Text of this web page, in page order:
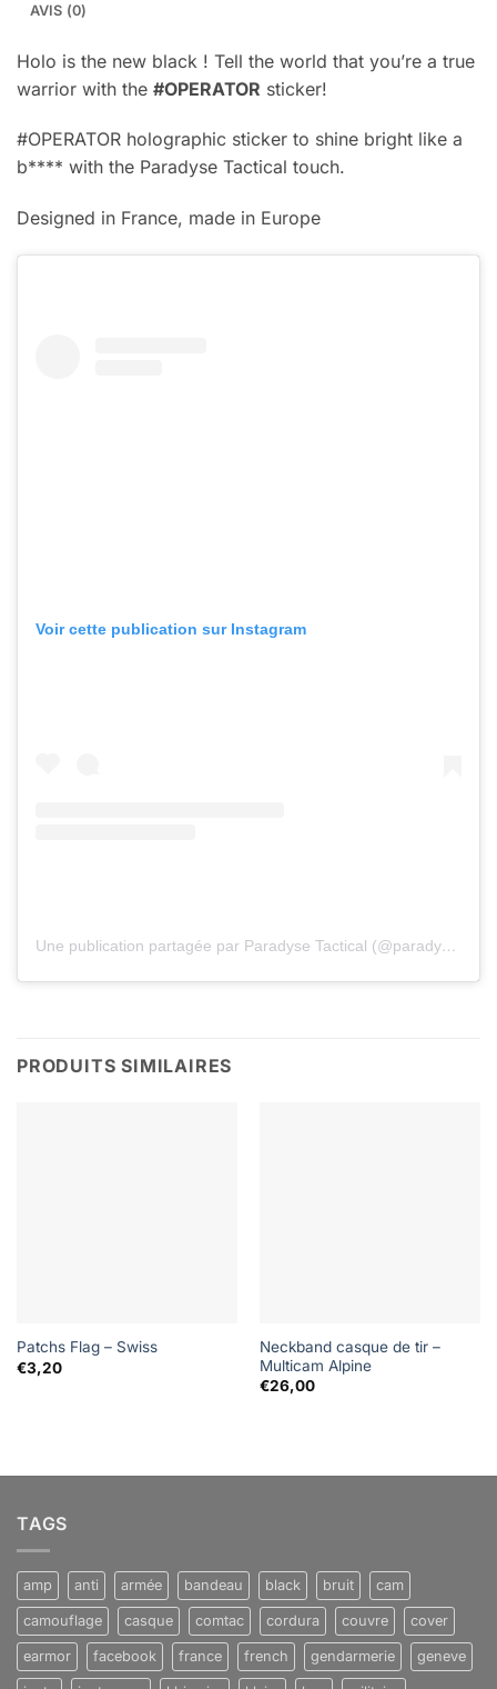
AVIS (0)
Holo is the new black ! Tell the world that you’re a true
warrior with the #OPERATOR sticker!
#OPERATOR holographic sticker to shine bright like a
b**** with the Paradyse Tactical touch.
Designed in France, made in Europe
Voir cette publication sur Instagram
Une publication partagée par Paradyse Tactical (@paradysetactical)
PRODUITS SIMILAIRES
Patchs Flag – Swiss
€3,20
Neckband casque de tir –
Multicam Alpine
€26,00
TAGS
amp anti armée bandeau black bruit cam
camouflage casque comtac cordura couvre cover
earmor facebook france french gendarmerie geneve